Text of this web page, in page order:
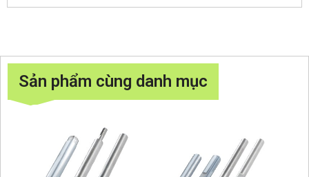
Sản phẩm cùng danh mục